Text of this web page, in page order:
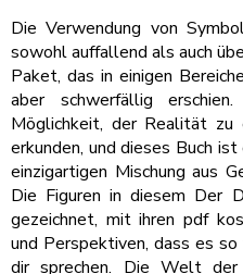
Die Verwendung von
sowohl auffallend als auch
Paket, das in einigen
aber schwerfällig
Möglichkeit, der Realität zu
erkunden, und dieses Buch
einzigartigen Mischung aus
Die Figuren in diesem Der
gezeichnet, mit ihren pdf
und Perspektiven, dass es
dir sprechen. Die Welt der